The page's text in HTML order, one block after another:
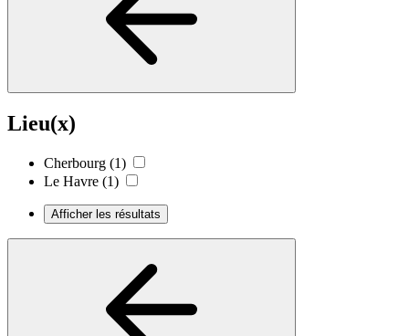
Lieu(x)
Cherbourg (1)
Le Havre (1)
Afficher les résultats